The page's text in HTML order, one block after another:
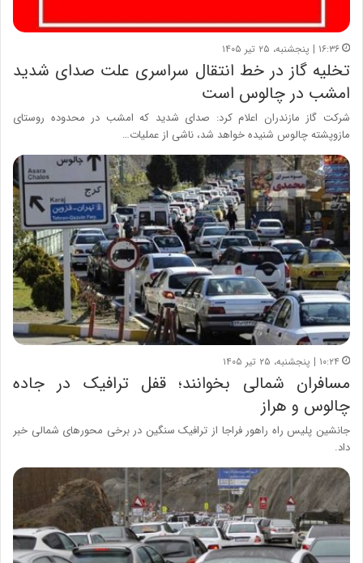
۱۶:۳۶ | پنجشنبه، ۲۵ تیر ۱۴۰۵
تخلیه گاز در خط انتقال سراسری علت صدای شدید
امشب در چالوس است
شرکت گاز مازندران اعلام کرد: صدای شدید که امشب در محدوده روستای
مازوپشته چالوس شنیده خواهد شد، ناشی از عملیات…
۱۰:۲۴ | پنجشنبه، ۲۵ تیر ۱۴۰۵
مسافران شمالی بخوانند؛ قفل ترافیک در جاده
چالوس و هراز
جانشین پلیس راه راهور فراجا از ترافیک سنگین در برخی محورهای شمالی خبر
داد.